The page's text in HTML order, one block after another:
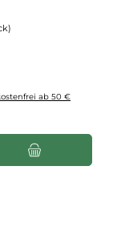
ab 50 €
die Schaltflächen